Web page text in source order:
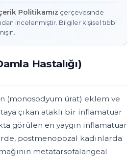
Politikamız çerçevesinde
incelenmiştir. Bilgiler kişisel tıbbi
Hastalığı)
(monosodyum ürat) eklem ve
çıkan ataklı bir inflamatuar
görülen en yaygın inflamatuar
postmenopozal kadınlarda
metatarsofalangeal